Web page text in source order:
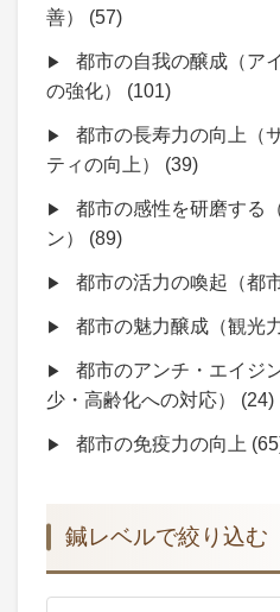
善） (57)
都市の自我の醸成（ア
の強化） (101)
都市の長寿力の向上（
ティの向上） (39)
都市の感性を研磨する
ン） (89)
都市の活力の喚起（都
都市の魅力醸成（観光
都市のアンチ・エイジ
少・高齢化への対応） (24)
都市の免疫力の向上
鍼レベルで絞り込む